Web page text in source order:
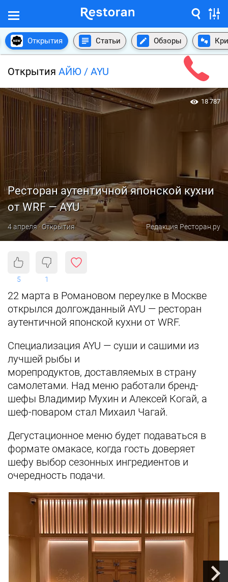
Открытия Статьи Обзоры
Открытия АЙЮ / AYU
Ресторан аутентичной японской кухни
от WRF — AYU
4 апреля · Открытия Редакция Ресторан.ру
18 787
5 1
22 марта в Романовом переулке в Москве
открылся долгожданный AYU — ресторан
аутентичной японской кухни от WRF.
Специализация AYU — суши и сашими из
лучшей рыбы и
морепродуктов, доставляемых в страну
самолетами. Над меню работали бренд-
шефы Владимир Мухин и Алексей Когай, а
шеф-поваром стал Михаил Чагай.
Дегустационное меню будет подаваться в
формате омакасе, когда гость доверяет
шефу выбор сезонных ингредиентов и
очередность подачи.